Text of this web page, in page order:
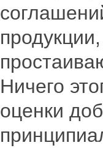
Ничего
оценки